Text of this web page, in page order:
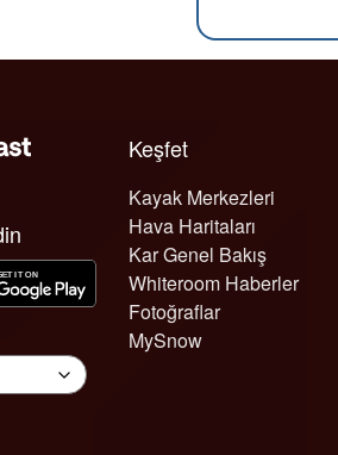
Keşfet
Kayak Merkezleri
Hava Haritaları
Kar Genel Bakış
Whiteroom Haberler
Fotoğraflar
MySnow